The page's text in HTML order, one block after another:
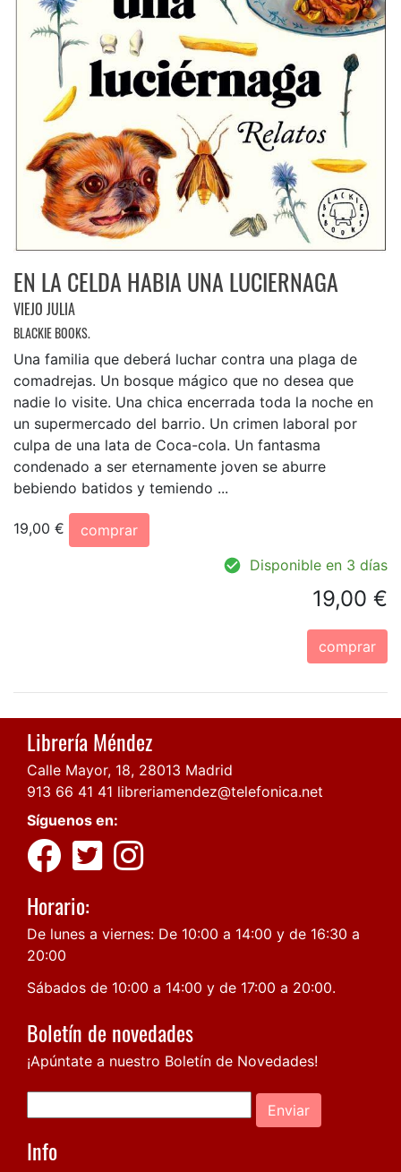
EN LA CELDA HABIA UNA LUCIERNAGA
VIEJO JULIA
BLACKIE BOOKS.
Una familia que deberá luchar contra una plaga de
comadrejas. Un bosque mágico que no desea que
nadie lo visite. Una chica encerrada toda la noche en
un supermercado del barrio. Un crimen laboral por
culpa de una lata de Coca-cola. Un fantasma
condenado a ser eternamente joven se aburre
bebiendo batidos y temiendo ...
19,00 €
comprar
Disponible en 3 días
19,00 €
comprar
Librería Méndez
Calle Mayor, 18, 28013 Madrid
913 66 41 41 libreriamendez@telefonica.net
Síguenos en:
Horario:
De lunes a viernes: De 10:00 a 14:00 y de 16:30 a
20:00
Sábados de 10:00 a 14:00 y de 17:00 a 20:00.
Boletín de novedades
¡Apúntate a nuestro Boletín de Novedades!
Enviar
Info